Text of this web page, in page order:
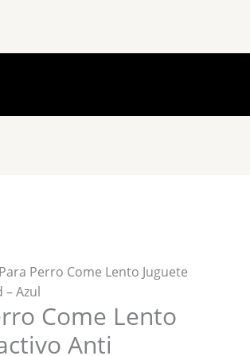
Perro Come Lento Juguete
Azul
Come Lento
Anti